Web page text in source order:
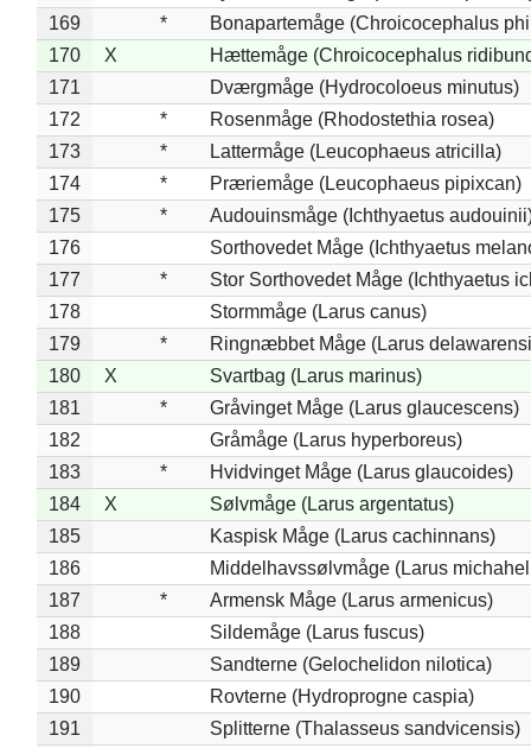
169
*
Bonapartemåge (Chroicocephalus
170
X
Hættemåge (Chroicocephalus
171
Dværgmåge (Hydrocoloeus minutus)
172
*
Rosenmåge (Rhodostethia rosea)
173
*
Lattermåge (Leucophaeus atricilla)
174
*
Præriemåge (Leucophaeus pipixcan)
175
*
Audouinsmåge (Ichthyaetus
176
Sorthovedet Måge (Ichthyaetus
177
*
Stor Sorthovedet Måge (Ichthyaetus
178
Stormmåge (Larus canus)
179
*
Ringnæbbet Måge (Larus
180
X
Svartbag (Larus marinus)
181
*
Gråvinget Måge (Larus glaucescens)
182
Gråmåge (Larus hyperboreus)
183
*
Hvidvinget Måge (Larus glaucoides)
184
X
Sølvmåge (Larus argentatus)
185
Kaspisk Måge (Larus cachinnans)
186
Middelhavssølvmåge (Larus
187
*
Armensk Måge (Larus armenicus)
188
Sildemåge (Larus fuscus)
189
Sandterne (Gelochelidon nilotica)
190
Rovterne (Hydroprogne caspia)
191
Splitterne (Thalasseus sandvicensis)